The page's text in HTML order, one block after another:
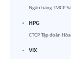
Ngân hàng TMCP
HPG
CTCP Tập đoàn
VIX